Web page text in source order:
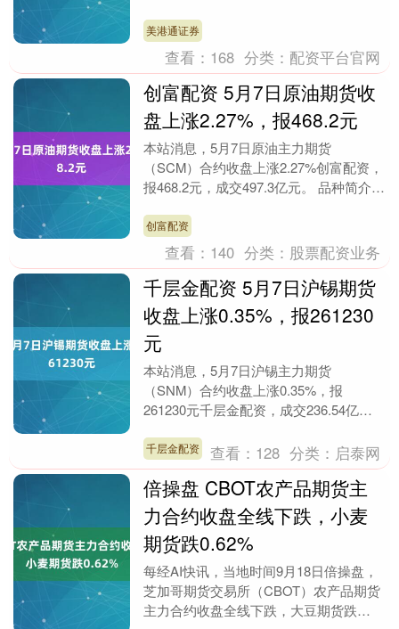
铁矿石....
美港通证券
查看： 168 分类： 配资平台官网
创富配资 5月7日原油期货收
盘上涨2.27%，报468.2元
本站消息，5月7日原油主力期货
（SCM）合约收盘上涨2.27%创富配资，
报468.2元，成交497.3亿元。 品种简介：
油为....
创富配资
查看： 140 分类： 股票配资业务
千层金配资 5月7日沪锡期货
收盘上涨0.35%，报261230
元
本站消息，5月7日沪锡主力期货
（SNM）合约收盘上涨0.35%，报
261230元千层金配资，成交236.54亿
交易所（SHF....
千层金配资 查看： 128 分类： 启泰网
倍操盘 CBOT农产品期货主
力合约收盘全线下跌，小麦
期货跌0.62%
每经AI快讯，当地时间9月18日倍操盘，
芝加哥期货交易所（CBOT）农产品期货
主力合约收盘全线下跌，大豆期货跌